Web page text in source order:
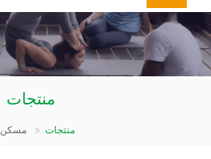
منتجات
مسكن منتجات